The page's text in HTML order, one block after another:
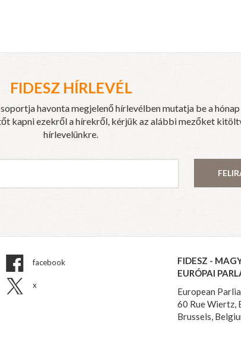
FIDESZ HÍRLEVÉL
havonta megjelenő hírlevélben mutatja be a
kapni ezekről a hírekről, kérjük az alábbi mezőket
hírlevelünkre.
facebook
x
FIDESZ -
EURÓPAI
European
60 Rue Wiertz,
Brussels,